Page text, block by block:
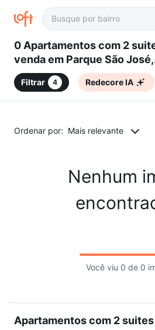
0 Apartamentos com 2
venda em Parque São José,
Belo Horizonte, MG
Filtrar 4 Redecore IA
Ordenar por: Mais relevante
Nenhum
Você viu 0 de 0
Apartamentos com 2